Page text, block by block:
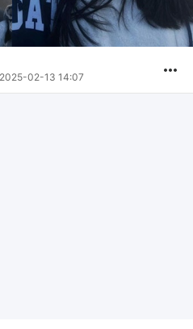
2025-02-13 14:07